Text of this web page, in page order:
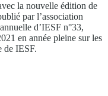
la nouvelle édition de
par l’association
d’IESF n°33,
en année pleine sur les
de IESF.